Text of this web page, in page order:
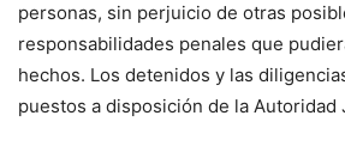
personas, sin perjuicio de otras
responsabilidades penales que
hechos. Los detenidos y las
puestos a disposición de la Autoridad